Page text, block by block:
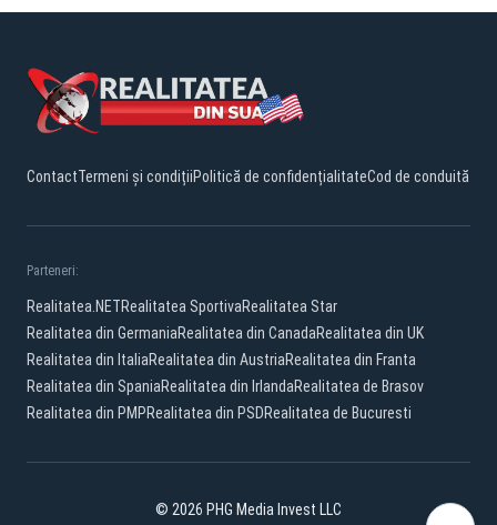
ContactTermeni și condițiiPolitică de confidențialitateCod de conduită
Parteneri:
Realitatea.NETRealitatea SportivaRealitatea Star
Realitatea din GermaniaRealitatea din CanadaRealitatea din UK
Realitatea din ItaliaRealitatea din AustriaRealitatea din Franta
Realitatea din SpaniaRealitatea din IrlandaRealitatea de Brasov
Realitatea din PMPRealitatea din PSDRealitatea de Bucuresti
© 2026 PHG Media Invest LLC